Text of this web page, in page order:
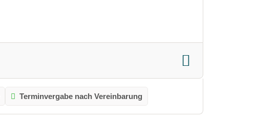
Terminvergabe nach Vereinbarung